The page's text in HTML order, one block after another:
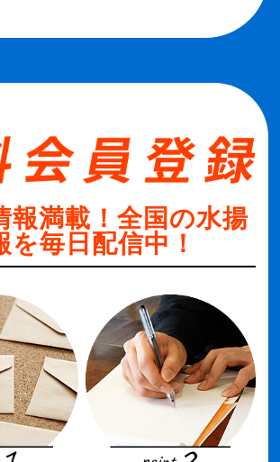
報満載！全国の水揚
を毎日配信中！